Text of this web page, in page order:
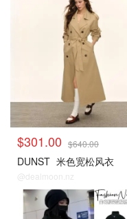
$301.00 $640.00
DUNST 米色宽松风衣
@dealmoon.nz